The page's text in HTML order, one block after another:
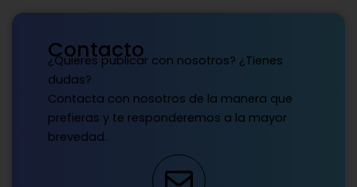
Contacto
¿Quieres publicar con nosotros? ¿Tienes
dudas?
Contacta con nosotros de la manera que
prefieras y te responderemos a la mayor
brevedad.